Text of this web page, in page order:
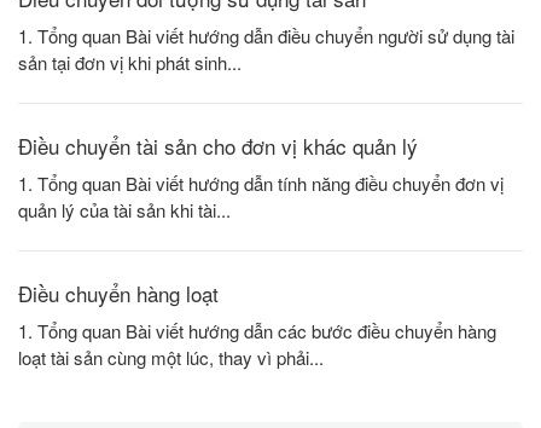
1. Tổng quan Bài viết hướng dẫn điều chuyển người sử dụng tài
sản tại đơn vị khi phát sinh...
Điều chuyển tài sản cho đơn vị khác quản lý
1. Tổng quan Bài viết hướng dẫn tính năng điều chuyển đơn vị
quản lý của tài sản khi tài...
Điều chuyển hàng loạt
1. Tổng quan Bài viết hướng dẫn các bước điều chuyển hàng
loạt tài sản cùng một lúc, thay vì phải...